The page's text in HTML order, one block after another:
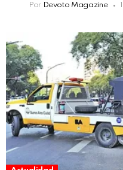
Por Devoto Magazine